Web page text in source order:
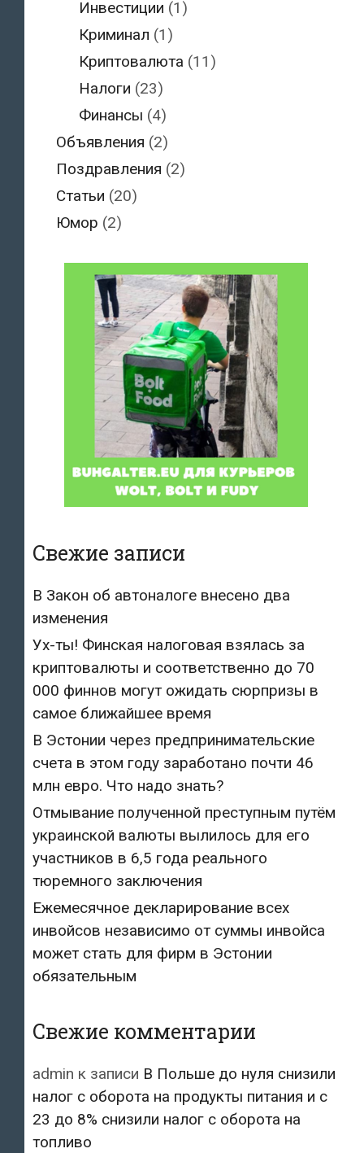
Инвестиции (1)
Криминал (1)
Криптовалюта (11)
Налоги (23)
Финансы (4)
Объявления (2)
Поздравления (2)
Статьи (20)
Юмор (2)
Свежие записи
В Закон об автоналоге внесено два
изменения
Ух-ты! Финская налоговая взялась за
криптовалюты и соответственно до 70
000 финнов могут ожидать сюрпризы в
самое ближайшее время
В Эстонии через предпринимательские
счета в этом году заработано почти 46
млн евро. Что надо знать?
Отмывание полученной преступным путём
украинской валюты вылилось для его
участников в 6,5 года реального
тюремного заключения
Ежемесячное декларирование всех
инвойсов независимо от суммы инвойса
может стать для фирм в Эстонии
обязательным
Свежие комментарии
admin к записи В Польше до нуля снизили
налог с оборота на продукты питания и с
23 до 8% снизили налог с оборота на
топливо